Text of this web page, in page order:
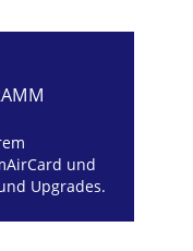
und
Upgrades.